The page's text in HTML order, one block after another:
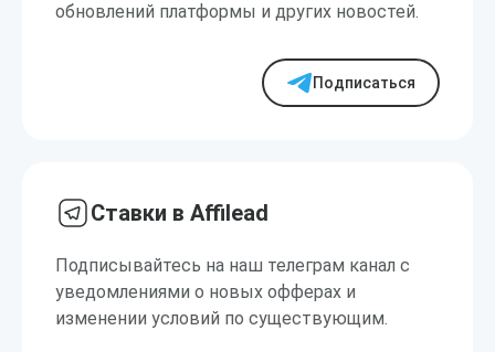
обновлений платформы и других новостей.
Подписаться
Ставки в Affilead
Подписывайтесь на наш телеграм канал с
уведомлениями о новых офферах и
изменении условий по существующим.